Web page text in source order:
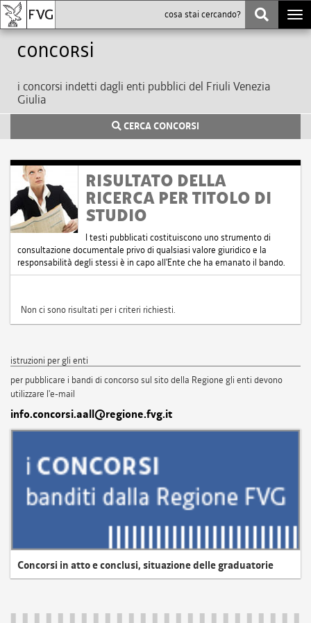
Concorsi
i concorsi indetti dagli enti pubblici del Friuli Venezia
Giulia
CERCA CONCORSI
RISULTATO DELLA
RICERCA PER TITOLO DI
STUDIO
I testi pubblicati costituiscono uno strumento di
consultazione documentale privo di qualsiasi valore giuridico e la
responsabilità degli stessi è in capo all'Ente che ha emanato il bando.
Non ci sono risultati per i criteri richiesti.
istruzioni per gli enti
per pubblicare i bandi di concorso sul sito della Regione gli enti devono
utilizzare l'e-mail
info.concorsi.aall@regione.fvg.it
Concorsi in atto e conclusi, situazione delle graduatorie